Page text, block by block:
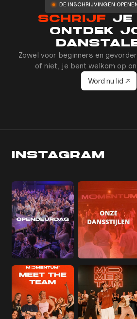
DE INSCHRIJVINGEN
SCHRIJF JE
ONTDEK
Zowel voor beginners en
of niet, je bent welkom op
Word nu lid ↗
INSTAGRAM